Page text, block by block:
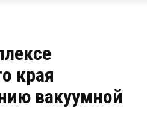
края
вакуумной